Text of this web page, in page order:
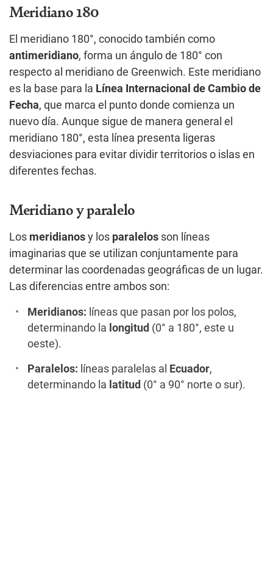
Meridiano 180
El meridiano 180°, conocido también como
antimeridiano, forma un ángulo de 180° con
respecto al meridiano de Greenwich. Este meridiano
es la base para la Línea Internacional de Cambio de
Fecha, que marca el punto donde comienza un
nuevo día. Aunque sigue de manera general el
meridiano 180°, esta línea presenta ligeras
desviaciones para evitar dividir territorios o islas en
diferentes fechas.
Meridiano y paralelo
Los meridianos y los paralelos son líneas
imaginarias que se utilizan conjuntamente para
determinar las coordenadas geográficas de un lugar.
Las diferencias entre ambos son:
Meridianos: líneas que pasan por los polos,
determinando la longitud (0° a 180°, este u
oeste).
Paralelos: líneas paralelas al Ecuador,
determinando la latitud (0° a 90° norte o sur).